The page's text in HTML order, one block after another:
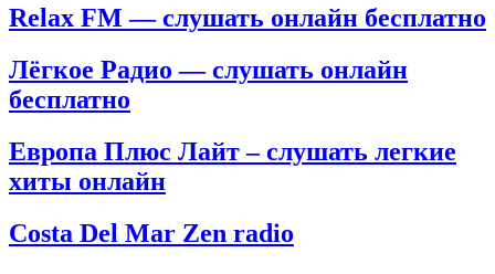
Relax FM — слушать онлайн бесплатно
Лёгкое Радио — слушать онлайн
бесплатно
Европа Плюс Лайт – слушать легкие
хиты онлайн
Costa Del Mar Zen radio